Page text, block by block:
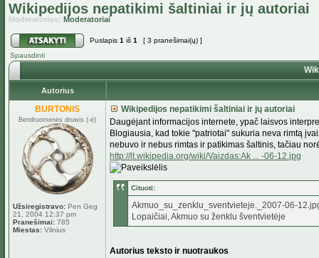
Wikipedijos nepatikimi šaltiniai ir jų autoriai
Moderatorius: Moderatoriai
Puslapis 1 iš 1
[ 3 pranešimai(ų) ]
Spausdinti
Autorius
BURTONIS
Bendruomenės druwis (-ė)
Užsiregistravo: Pen Geg
21, 2004 12:37 pm
Pranešimai: 785
Miestas: Vilnius
Wikipedijos nepatikimi šaltiniai ir jų autoriai
Daugėjant informacijos internete, ypač laisvos
Blogiausia, kad tokie "patriotai" sukuria neva rimtą
nebuvo ir nebus rimtas ir patikimas šaltinis, tačiau
http://lt.wikipedia.org/wiki/Vaizdas:Ak ... -06-12.jpg
Cituoti:
Akmuo_su_zenklu_sventvieteje._2007-06-
Lopaičiai, Akmuo su ženklu šventvietėje
Autorius teksto ir nuotraukos